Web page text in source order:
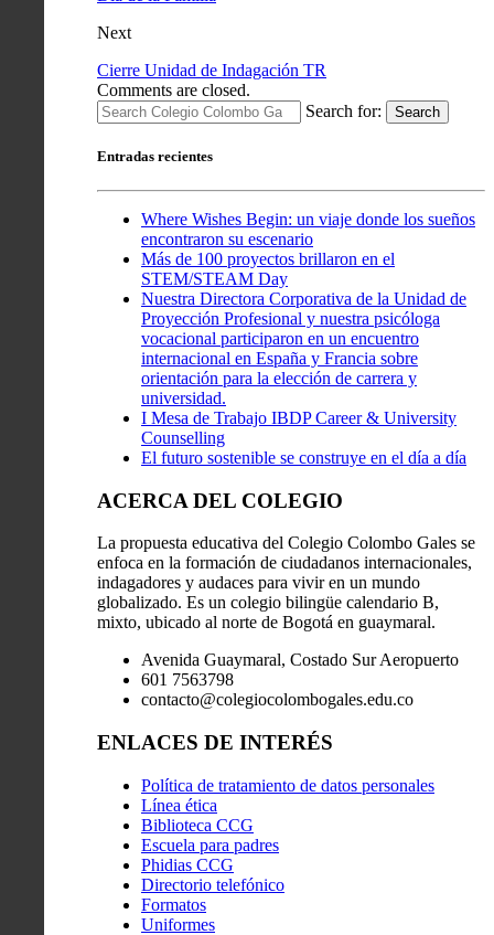
Next
Cierre Unidad de Indagación TR
Comments are closed.
Search for:
Search
Entradas recientes
Where Wishes Begin: un viaje donde los sueños
encontraron su escenario
Más de 100 proyectos brillaron en el
STEM/STEAM Day
Nuestra Directora Corporativa de la Unidad de
Proyección Profesional y nuestra psicóloga
vocacional participaron en un encuentro
internacional en España y Francia sobre
orientación para la elección de carrera y
universidad.
I Mesa de Trabajo IBDP Career & University
Counselling
El futuro sostenible se construye en el día a día
ACERCA DEL COLEGIO
La propuesta educativa del Colegio Colombo Gales se
enfoca en la formación de ciudadanos internacionales,
indagadores y audaces para vivir en un mundo
globalizado. Es un colegio bilingüe calendario B,
mixto, ubicado al norte de Bogotá en guaymaral.
Avenida Guaymaral, Costado Sur Aeropuerto
601 7563798
contacto@colegiocolombogales.edu.co
ENLACES DE INTERÉS
Política de tratamiento de datos personales
Línea ética
Biblioteca CCG
Escuela para padres
Phidias CCG
Directorio telefónico
Formatos
Uniformes